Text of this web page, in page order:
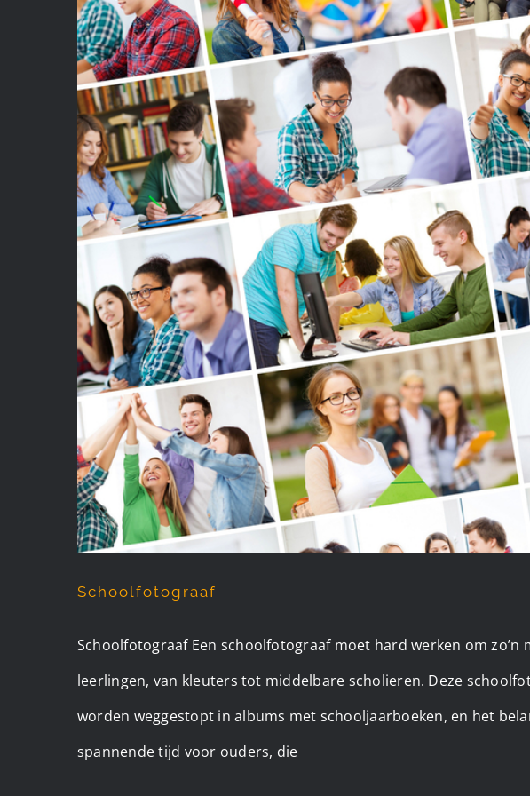
Schoolfotograaf
Schoolfotograaf Een schoolfotograaf moet hard werken om
leerlingen, van kleuters tot middelbare scholieren. Deze
worden weggestopt in albums met schooljaarboeken, en het
spannende tijd voor ouders, die